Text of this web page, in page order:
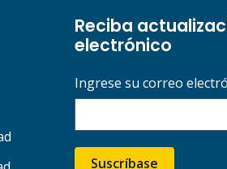
Reciba
electrónico
Ingrese su correo
Suscríbase